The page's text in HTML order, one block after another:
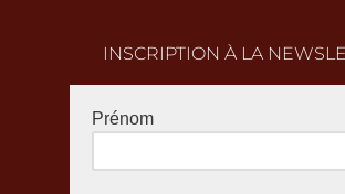
INSCRIPTION À LA
Prénom